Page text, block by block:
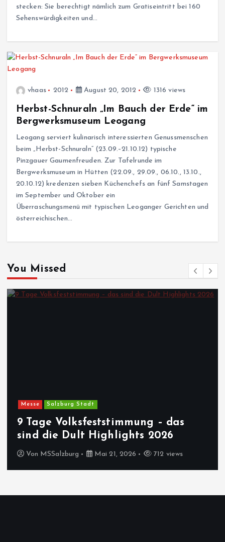
stecken: Sie berechtigt nämlich zum Gratiseintritt bei 160
Sehenswürdigkeiten und…
vhaas 2012 August 20, 2012 1316 views
Herbst-Schnuraln „Im Bauch der Erde“ im
Bergwerksmuseum Leogang
Leogang serviert kulinarisch interessierten Genussmenschen
beim „Herbst-Schnuraln“ (23.09.–21.10.12) typische
Pinzgauer Gaumenfreuden. Zur Tafelrunde im
Bergwerksmuseum in Hütten (22.09., 29.09., 06.10., 13.10.,
20.10.12) kredenzen sieben Küchenchefs an fünf Samstagen
im September und Oktober ein
Überraschungsmenü mit typischen Leoganger Gerichten und
österreichischen…
You Missed
Messe Salzburg Stadt
9 Tage Volksfeststimmung – das
sind die Dult Highlights 2026
Von MSSalzburg Mai 21, 2026 712 views